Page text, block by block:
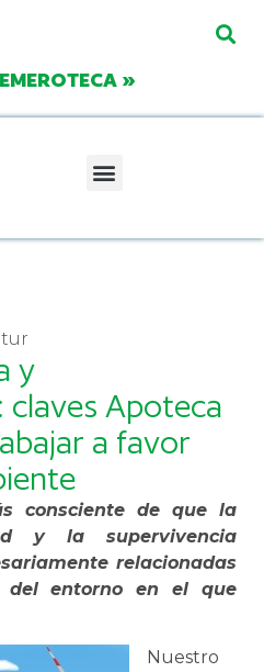
»
y
claves Apoteca
a favor
consciente de que la
y la supervivencia
relacionadas
del entorno en el que
Nuestro